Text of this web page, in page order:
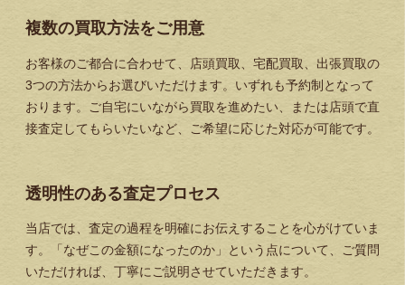
複数の買取方法をご用意
お客様のご都合に合わせて、店頭買取、宅配買取、出張買取の
3つの方法からお選びいただけます。いずれも予約制となって
おります。ご自宅にいながら買取を進めたい、または店頭で直
接査定してもらいたいなど、ご希望に応じた対応が可能です。
透明性のある査定プロセス
当店では、査定の過程を明確にお伝えすることを心がけていま
す。「なぜこの金額になったのか」という点について、ご質問
いただければ、丁寧にご説明させていただきます。